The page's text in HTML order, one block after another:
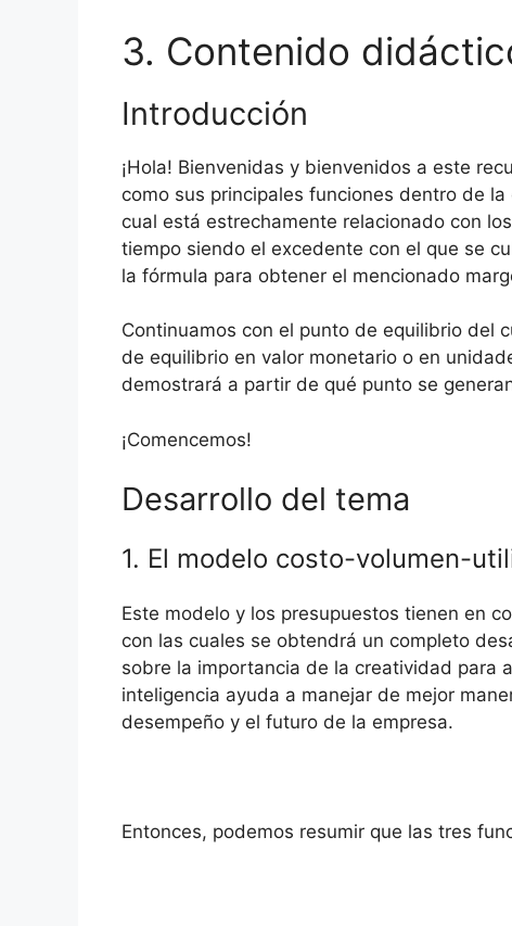
3. Contenido
Introducción
¡Hola! Bienvenidas y bienvenidos a este
como sus principales funciones dentro de
cual está estrechamente relacionado con
tiempo siendo el excedente con el que se
la fórmula para obtener el mencionado
Continuamos con el punto de equilibrio del
de equilibrio en valor monetario o en
demostrará a partir de qué punto se
¡Comencemos!
Desarrollo del tema
1. El modelo costo-volumen-
Este modelo y los presupuestos tienen en
con las cuales se obtendrá un completo
sobre la importancia de la creatividad para
inteligencia ayuda a manejar de mejor
desempeño y el futuro de la empresa.
Entonces, podemos resumir que las tres